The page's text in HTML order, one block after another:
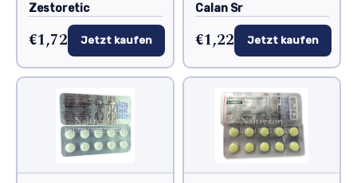
Zestoretic
€1,72 Jetzt kaufen
Calan Sr
€1,22 Jetzt kaufen